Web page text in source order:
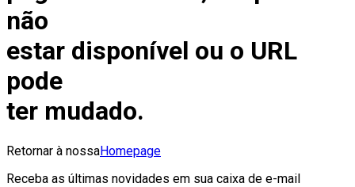
não
estar disponível ou o URL
pode
ter mudado.
Retornar à nossaHomepage
Receba as últimas novidades em sua caixa de e-mail